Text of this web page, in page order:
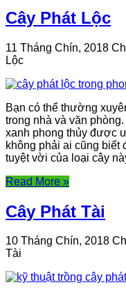
Cây Phát Lộc
11 Tháng Chín, 2018
Lộc
Bạn có thể thường
trong nhà và văn
xanh phong thủy được
không phải ai cũng biết
tuyệt vời của loại cây
Read More »
Cây Phát Tài
10 Tháng Chín, 2018
Tài